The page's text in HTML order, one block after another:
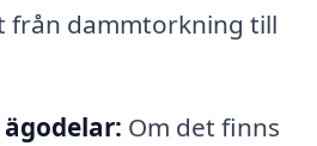
från dammtorkning till
Om det finns